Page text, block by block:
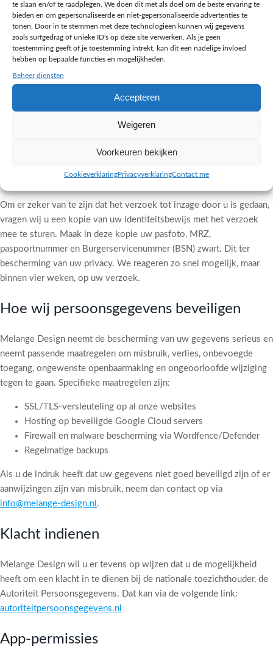
te slaan en/of te raadplegen. We doen dit met als doel om de beste ervaring te
bieden en om gepersonaliseerde en niet-gepersonaliseerde advertenties te
tonen. Door in te stemmen met deze technologieën kunnen wij gegevens
zoals surfgedrag of unieke ID's op deze site verwerken. Als je geen
toestemming geeft of je toestemming intrekt, kan dit een nadelige invloed
hebben op bepaalde functies en mogelijkheden.
Beheer diensten
Accepteren
Weigeren
Voorkeuren bekijken
CookieverklaringPrivacyverklaringContact me
Gegevens inzien, aanpassen of
verwijderen
of te verwijderen. Daarnaast heeft u het recht om uw eventuele
toestemming voor de gegevensverwerking in te trekken of bezwaar
te maken tegen de verwerking van uw persoonsgegevens. U heeft
ook het recht op gegevensoverdraagbaarheid.
U kunt een verzoek tot inzage, correctie, verwijdering of
Om er zeker van te zijn dat het verzoek tot inzage door u is gedaan,
vragen wij u een kopie van uw identiteitsbewijs met het verzoek
mee te sturen. Maak in deze kopie uw pasfoto, MRZ,
paspoortnummer en Burgerservicenummer (BSN) zwart. Dit ter
bescherming van uw privacy. We reageren zo snel mogelijk, maar
binnen vier weken, op uw verzoek.
Hoe wij persoonsgegevens beveiligen
Melange Design neemt de bescherming van uw gegevens serieus en
neemt passende maatregelen om misbruik, verlies, onbevoegde
toegang, ongewenste openbaarmaking en ongeoorloofde wijziging
tegen te gaan. Specifieke maatregelen zijn:
SSL/TLS-versleuteling op al onze websites
Hosting op beveiligde Google Cloud servers
Firewall en malware bescherming via Wordfence/Defender
Regelmatige backups
Als u de indruk heeft dat uw gegevens niet goed beveiligd zijn of er
aanwijzingen zijn van misbruik, neem dan contact op via
info@melange-design.nl .
Klacht indienen
Melange Design wil u er tevens op wijzen dat u de mogelijkheid
heeft om een klacht in te dienen bij de nationale toezichthouder, de
Autoriteit Persoonsgegevens. Dat kan via de volgende link:
autoriteitpersoonsgegevens.nl
App-permissies